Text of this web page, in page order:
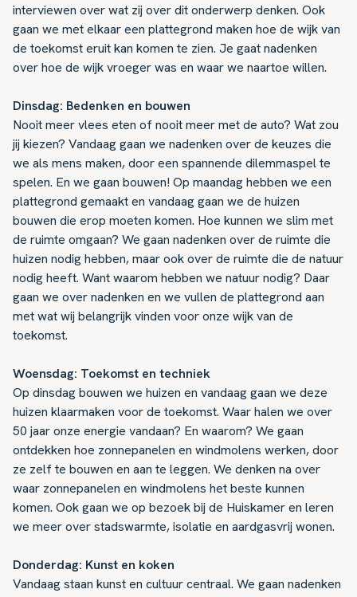
interviewen over wat zij over dit onderwerp denken. Ook
gaan we met elkaar een plattegrond maken hoe de wijk van
de toekomst eruit kan komen te zien. Je gaat nadenken
over hoe de wijk vroeger was en waar we naartoe willen.
Dinsdag: Bedenken en bouwen
Nooit meer vlees eten of nooit meer met de auto? Wat zou
jij kiezen? Vandaag gaan we nadenken over de keuzes die
we als mens maken, door een spannende dilemmaspel te
spelen. En we gaan bouwen! Op maandag hebben we een
plattegrond gemaakt en vandaag gaan we de huizen
bouwen die erop moeten komen. Hoe kunnen we slim met
de ruimte omgaan? We gaan nadenken over de ruimte die
huizen nodig hebben, maar ook over de ruimte die de natuur
nodig heeft. Want waarom hebben we natuur nodig? Daar
gaan we over nadenken en we vullen de plattegrond aan
met wat wij belangrijk vinden voor onze wijk van de
toekomst.
Woensdag: Toekomst en techniek
Op dinsdag bouwen we huizen en vandaag gaan we deze
huizen klaarmaken voor de toekomst. Waar halen we over
50 jaar onze energie vandaan? En waarom? We gaan
ontdekken hoe zonnepanelen en windmolens werken, door
ze zelf te bouwen en aan te leggen. We denken na over
waar zonnepanelen en windmolens het beste kunnen
komen. Ook gaan we op bezoek bij de Huiskamer en leren
we meer over stadswarmte, isolatie en aardgasvrij wonen.
Donderdag: Kunst en koken
Vandaag staan kunst en cultuur centraal. We gaan nadenken